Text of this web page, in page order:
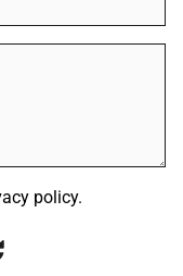
policy.